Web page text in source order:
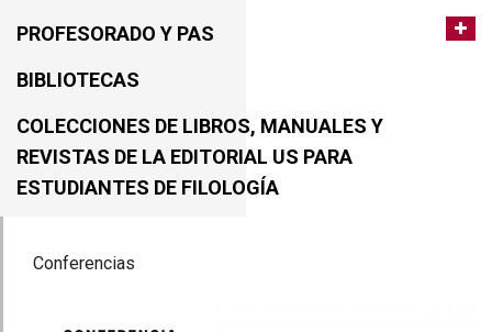
PROFESORADO Y PAS
BIBLIOTECAS
COLECCIONES DE LIBROS, MANUALES Y
REVISTAS DE LA EDITORIAL US PARA
ESTUDIANTES DE FILOLOGÍA
Conferencias